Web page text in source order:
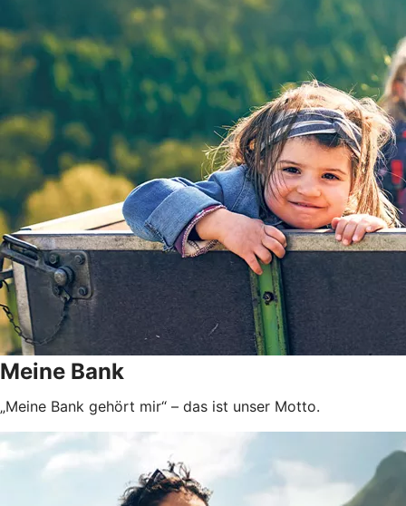
Meine Bank
„Meine Bank gehört mir“ – das ist unser Motto.